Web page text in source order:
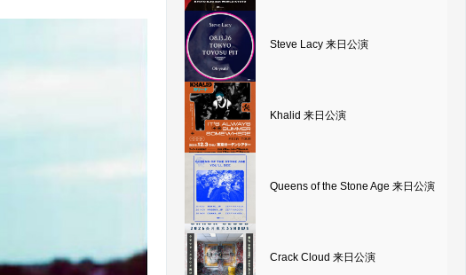
Steve Lacy 来日公演
Khalid 来日公演
Queens of the Stone Age 来日公演
Crack Cloud 来日公演